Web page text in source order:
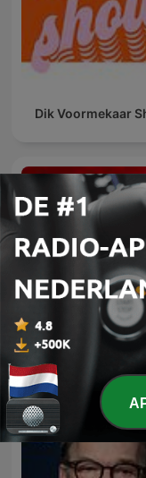
Dik Voormekaar
L'œil de Philippe